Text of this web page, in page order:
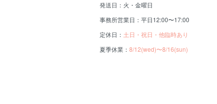
発送日：火・金曜日
事務所営業日：平日12:00〜17:00
定休日： 土日・祝日・他臨時あり
夏季休業： 8/12(wed)〜8/16(sun)